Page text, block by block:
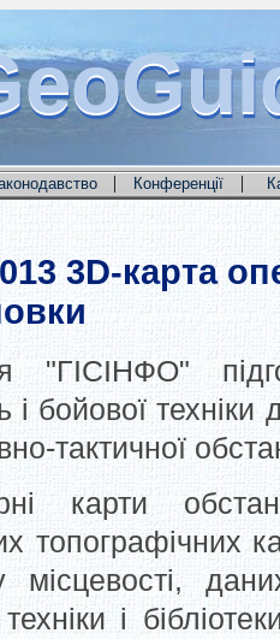
| Конференції |
3D-карта
"ГІСІНФО"
і бойової
тактичної
карти
топографічних
місцевості,
і